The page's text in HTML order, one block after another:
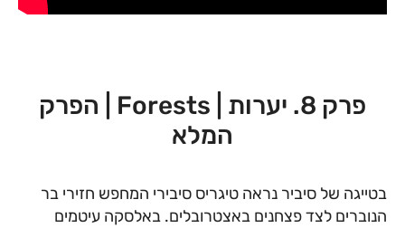
פרק 8. יערות | Forests | הפרק
המלא
בטייגה של סיביר נראה טיגריס סיבירי המחפש חזירי בר
הנוברים לצד פצחנים באצטרובלים. באלסקה עיטמים